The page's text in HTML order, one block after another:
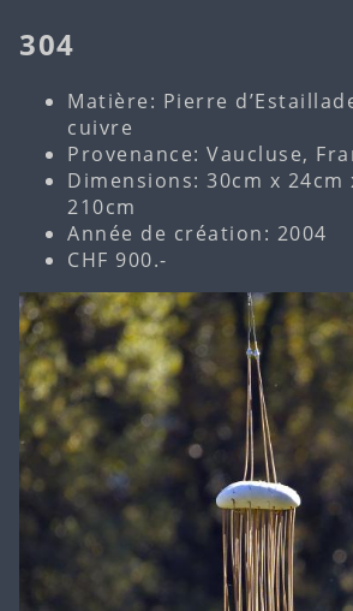
304
Matière: Pierre
cuivre
Provenance: Vaucluse,
Dimensions: 30cm x
210cm
Année de création: 2004
CHF 900.-